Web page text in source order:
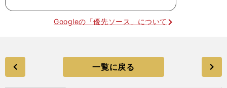
Googleの「優先ソース」について
一覧に戻る